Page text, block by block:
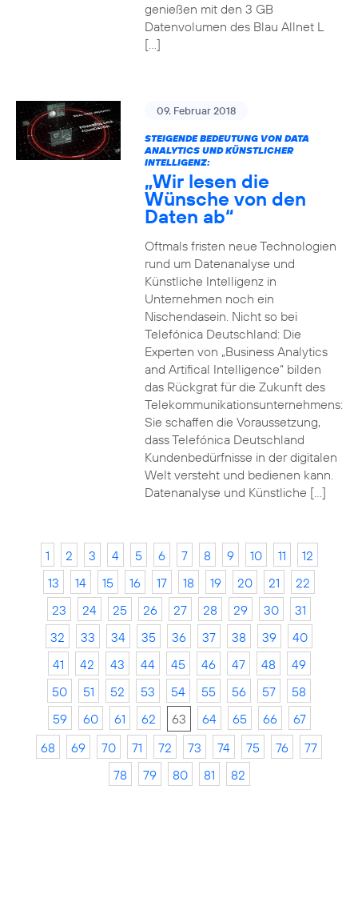
genießen mit den 3 GB
Datenvolumen des Blau Allnet L
[…]
09. Februar 2018
STEIGENDE BEDEUTUNG VON DATA
ANALYTICS UND KÜNSTLICHER
INTELLIGENZ:
„Wir lesen die
Wünsche von den
Daten ab“
Oftmals fristen neue Technologien
rund um Datenanalyse und
Künstliche Intelligenz in
Unternehmen noch ein
Nischendasein. Nicht so bei
Telefónica Deutschland: Die
Experten von „Business Analytics
and Artifical Intelligence“ bilden
das Rückgrat für die Zukunft des
Telekommunikationsunternehmens:
Sie schaffen die Voraussetzung,
dass Telefónica Deutschland
Kundenbedürfnisse in der digitalen
Welt versteht und bedienen kann.
Datenanalyse und Künstliche […]
1 2 3 4 5 6 7 8 9 10 11
12
13
14 15 16 17 18 19 20 21
22
23
24 25 26 27 28 29 30
31
32
33 34 35 36 37 38 39
40
41
42 43 44 45 46 47 48
49
50
51 52 53 54 55 56 57
58
59
60 61 62 63 64 65 66
67
68
69 70 71 72 73 74 75 76
77
78
79 80 81 82